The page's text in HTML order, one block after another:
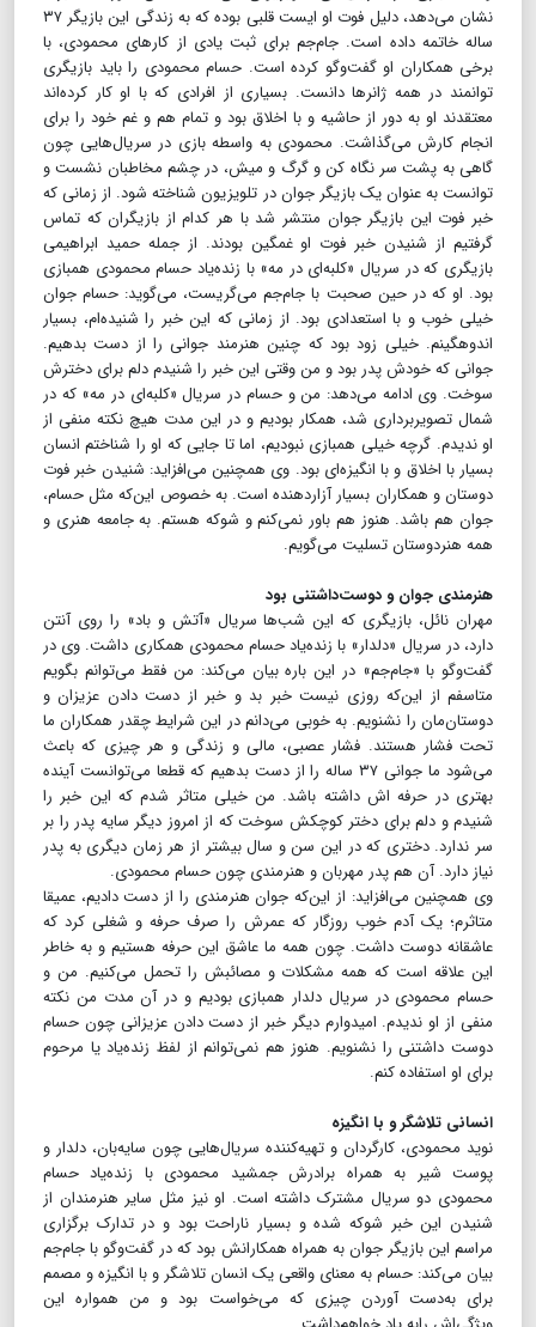
نشان می‌دهد، دلیل فوت او ایست قلبی بوده که به زندگی این بازیگر ۳۷
ساله خاتمه داده است. جام‌‎جم برای ثبت یادی از کارهای محمودی، با
برخی همکاران او گفت‌وگو کرده است. حسام محمودی را باید بازیگری
توانمند در همه ژانرها دانست. بسیاری از افرادی که با او کار کرده‌اند
معتقدند او به دور از حاشیه و با اخلاق بود و تمام هم و غم خود را برای
انجام کارش می‌گذاشت. محمودی به واسطه بازی در سریال‌هایی چون
گاهی به پشت سر نگاه کن و گرگ و میش، در چشم مخاطبان نشست و
توانست به عنوان یک بازیگر جوان در تلویزیون شناخته شود. از زمانی که
خبر فوت این بازیگر جوان منتشر شد با هر کدام از بازیگران که تماس
گرفتیم از شنیدن خبر فوت او غمگین بودند. از جمله حمید ابراهیمی
بازیگری که در سریال «کلبه‌ای در مه» با زنده‌یاد حسام محمودی همبازی
بود. او که در حین صحبت با جام‌جم می‌گریست، می‌گوید: حسام جوان
خیلی خوب و با استعدادی بود. از زمانی که این خبر را شنیده‌ام، بسیار
اندوهگینم. خیلی زود بود که چنین هنرمند جوانی را از دست بدهیم.
جوانی که خودش پدر بود و من وقتی این خبر را شنیدم دلم برای دخترش
سوخت. وی ادامه می‌دهد: من و حسام در سریال «کلبه‌ای در مه» که در
شمال تصویربرداری شد، همکار بودیم و در این مدت هیچ نکته منفی از
او ندیدم. گرچه خیلی همبازی نبودیم، اما تا جایی که او را شناختم انسان
بسیار با اخلاق و با انگیزه‌ای بود. وی همچنین می‌افزاید: شنیدن خبر فوت
دوستان و همکاران بسیار آزار‌دهنده است. به خصوص این‌که مثل حسام،
جوان هم باشد. هنوز هم باور نمی‌کنم و شوکه هستم. به جامعه هنری و
همه هنردوستان تسلیت می‌گویم.
هنرمندی جوان و دوست‌داشتنی بود
مهران نائل، بازیگری که این شب‌ها سریال «آتش و باد» را روی آنتن
دارد، در سریال «دلدار» با زنده‌یاد حسام محمودی همکاری داشت. وی در
گفت‌وگو با «جام‌جم» در این باره بیان می‌کند: من فقط می‌توانم بگویم
متاسفم از این‌که روزی نیست خبر بد و خبر از دست دادن عزیزان و
دوستان‌مان را نشنویم. به خوبی می‌دانم در این شرایط چقدر همکاران ما
تحت فشار هستند. فشار عصبی، مالی و زندگی و هر چیزی که باعث
می‌شود ما جوانی ۳۷ ساله را از دست بدهیم که قطعا می‌توانست آینده
بهتری در حرفه اش داشته باشد. من خیلی متاثر شدم که این خبر را
شنیدم و دلم برای دختر کوچکش سوخت که از امروز دیگر سایه پدر را بر
سر ندارد. دختری که در این سن و سال بیشتر از هر زمان دیگری به پدر
نیاز دارد. آن هم پدر مهربان و هنرمندی چون حسام محمودی.
وی همچنین می‌افزاید: از این‌که جوان هنرمندی را از دست دادیم، عمیقا
متاثرم؛ یک آدم خوب روزگار که عمرش را صرف حرفه و شغلی کرد که
عاشقانه دوست داشت. چون همه ما عاشق این حرفه هستیم و به خاطر
این علاقه است که همه مشکلات و مصائبش را تحمل می‌کنیم. من و
حسام محمودی در سریال دلدار همبازی بودیم و در آن مدت من نکته
منفی از او ندیدم. امیدوارم دیگر خبر از دست دادن عزیزانی چون حسام
دوست داشتنی را نشنویم. هنوز هم نمی‌توانم از لفظ زنده‌یاد یا مرحوم
برای او استفاده کنم.
انسانی تلاشگر و با انگیزه
نوید محمودی، کارگردان و تهیه‌کننده سریال‌هایی چون سایه‌بان، دلدار و
پوست شیر به همراه برادرش جمشید محمودی با زنده‌یاد حسام
محمودی دو سریال مشترک داشته است. او نیز مثل سایر هنرمندان از
شنیدن این خبر شوکه شده و بسیار ناراحت بود و در تدارک برگزاری
مراسم این بازیگر جوان به همراه همکارانش بود که در گفت‌وگو با جام‌جم
بیان می‌کند: حسام به معنای واقعی یک انسان تلاشگر و با انگیزه و مصمم
برای به‌دست آوردن چیزی که می‌خواست بود و من همواره این